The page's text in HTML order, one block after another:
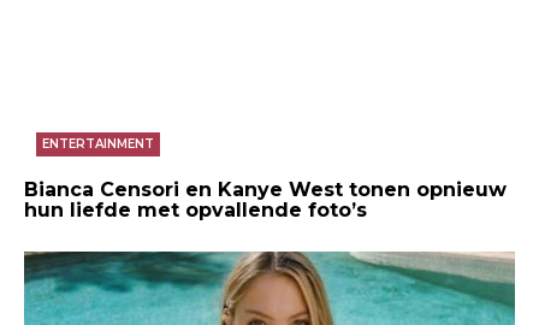
ENTERTAINMENT
Bianca Censori en Kanye West tonen opnieuw
hun liefde met opvallende foto’s